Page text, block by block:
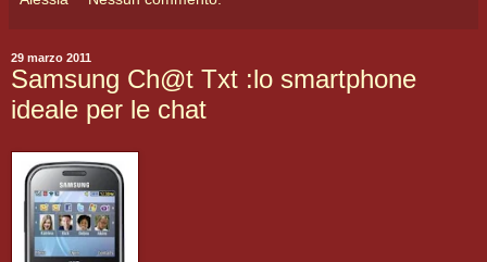
29 marzo 2011
Samsung Ch@t Txt :lo smartphone
ideale per le chat